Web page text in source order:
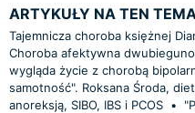
ARTYKUŁY NA TEN
Tajemnicza choroba księżnej
Choroba afektywna
wygląda życie z chorobą
samotność". Roksana Środa,
anoreksją, SIBO, IBS i PCOS •